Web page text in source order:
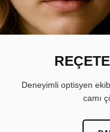
Deneyimli optisyen
camı